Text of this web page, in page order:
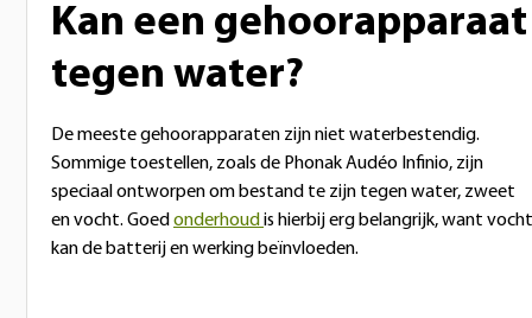
Kan een gehoorapparaat
tegen water?
De meeste gehoorapparaten zijn niet waterbestendig.
Sommige toestellen, zoals de Phonak Audéo Infinio, zijn
speciaal ontworpen om bestand te zijn tegen water, zweet
en vocht. Goed onderhoud is hierbij erg belangrijk, want vocht
kan de batterij en werking beïnvloeden.